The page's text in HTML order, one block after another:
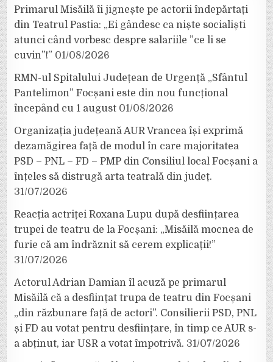
Primarul Misăilă îi jignește pe actorii îndepărtați
din Teatrul Pastia: „Ei gândesc ca niște socialiști
atunci când vorbesc despre salariile ”ce li se
cuvin”!” 01/08/2026
RMN-ul Spitalului Județean de Urgență „Sfântul
Pantelimon” Focșani este din nou funcțional
începând cu 1 august 01/08/2026
Organizația județeană AUR Vrancea își exprimă
dezamăgirea față de modul în care majoritatea
PSD – PNL – FD – PMP din Consiliul local Focșani a
înțeles să distrugă arta teatrală din județ.
31/07/2026
Reacția actriței Roxana Lupu după desființarea
trupei de teatru de la Focșani: „Misăilă mocnea de
furie că am îndrăznit să cerem explicații!”
31/07/2026
Actorul Adrian Damian îl acuză pe primarul
Misăilă că a desființat trupa de teatru din Focșani
„din răzbunare față de actori”. Consilierii PSD, PNL
și FD au votat pentru desființare, în timp ce AUR s-
a abținut, iar USR a votat împotrivă. 31/07/2026